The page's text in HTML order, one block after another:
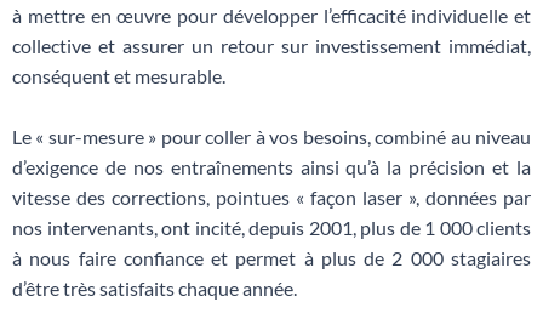
à mettre en œuvre pour développer l’efficacité individuelle et
collective et assurer un retour sur investissement immédiat,
conséquent et mesurable.
Le « sur-mesure » pour coller à vos besoins, combiné au niveau
d’exigence de nos entraînements ainsi qu’à la précision et la
vitesse des corrections, pointues « façon laser », données par
nos intervenants, ont incité, depuis 2001, plus de 1 000 clients
à nous faire confiance et permet à plus de 2 000 stagiaires
d’être très satisfaits chaque année.